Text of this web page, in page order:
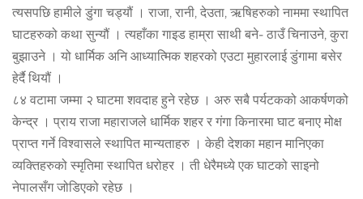
त्यसपछि हामीले डुंगा चड्यौं । राजा, रानी, देउता, ऋषिहरुको नाममा स्थापित
घाटहरुको कथा सुन्यौं । त्यहाँका गाइड हाम्रा साथी बने- ठाउँ चिनाउने, कुरा
बुझाउने । यो धार्मिक अनि आध्यात्मिक शहरको एउटा मुहारलाई डुंगामा बसेर
हेर्दै थियौं ।
८४ वटामा जम्मा २ घाटमा शवदाह हुने रहेछ । अरु सबै पर्यटकको आकर्षणको
केन्द्र । प्राय राजा महाराजले धार्मिक शहर र गंगा किनारमा घाट बनाए मोक्ष
प्राप्त गर्ने विश्वासले स्थापित मान्यताहरु । केही देशका महान मानिएका
व्यक्तिहरुको स्मृतिमा स्थापित धरोहर । ती धेरैमध्ये एक घाटको साइनो
नेपालसँग जोडिएको रहेछ ।